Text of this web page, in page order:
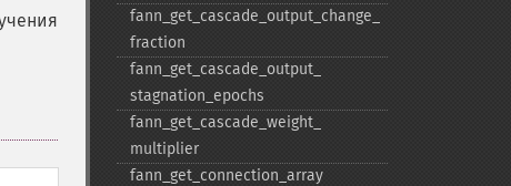
fann_​get_​cascade_​output_​change_​
fraction
fann_​get_​cascade_​output_​
stagnation_​epochs
fann_​get_​cascade_​weight_​
multiplier
fann_​get_​connection_​array